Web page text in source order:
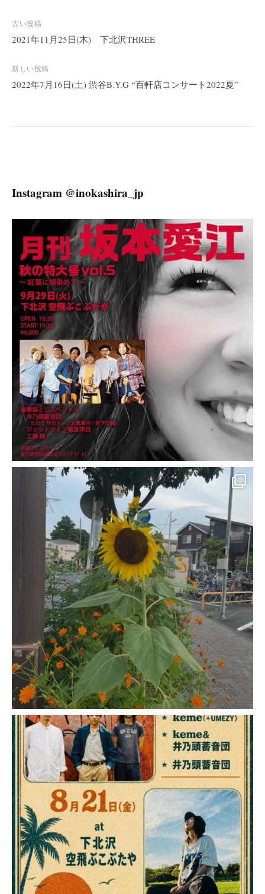
投
稿
ビ
ゲ
古い投稿
2021年11月25日(木) 下北沢THREE
新しい投稿
2022年7月16日(土) 渋谷B.Y.G “百軒店コンサート2022夏”
Instagram @inokashira_jp